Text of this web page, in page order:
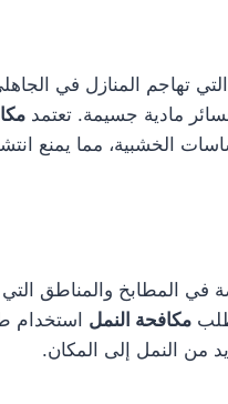
تهاجم المنازل في
خسائر مادية جسيمة. تعتمد
الخشبية، مما يمنع
في المطابخ والمناطق
مكافحة النمل استخدام
من النمل إلى المكان.